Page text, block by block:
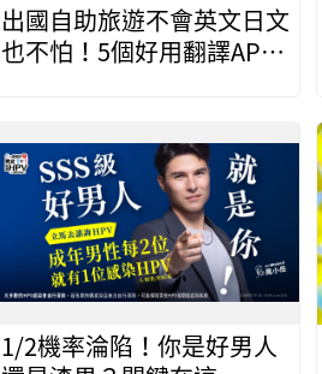
出國自助旅遊不會英文日文
也不怕！5個好用翻譯APP
1/2機率淪陷！你是好男人